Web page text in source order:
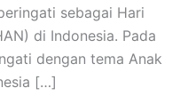
sebagai Hari
di Indonesia. Pada
dengan tema Anak
[…]